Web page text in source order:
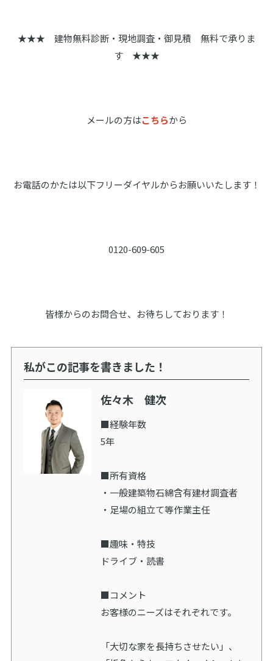
★★★ 建物無料診断・現地調査・御見積 無料で承りま
す ★★★
メールの方はこちらから
お電話のかたは以下フリーダイヤルからお願いいたします！
0120-609-605
皆様からのお問合せ、お待ちしております！
私がこの記事を書きました！
佐々木 健次
■経験年数
5年
■所有資格
・一般建築物石綿含有建材調査者
・足場の組立て等作業主任
■趣味・特技
ドライブ・読書
■コメント
お客様のニーズはそれぞれです。
「大切な家を長持ちさせたい」、